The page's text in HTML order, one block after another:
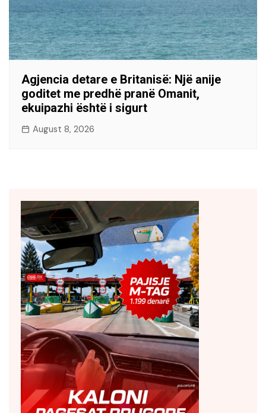
Agjencia detare e Britanisë: Një anije
goditet me predhë pranë Omanit,
ekuipazhi është i sigurt
August 8, 2026